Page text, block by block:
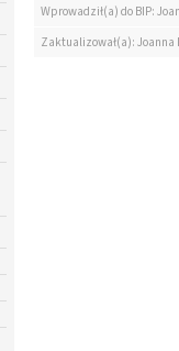
Wprowadził(a) do BIP:
Zaktualizował(a):